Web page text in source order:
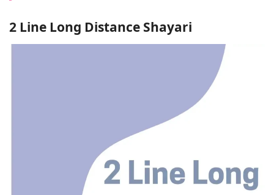
2 Line Long Distance Shayari